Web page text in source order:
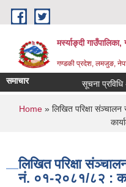
Skip to main content
मर्स्याङ्दी गाउँपालिका,
गण्डकी प्रदेश, लमजुङ,
समाचार सूचना प्रविधि
You are here
Home» लिखित परिक्षा
लिखित परिक्षा
नं. ०१-२०८१/८२ :